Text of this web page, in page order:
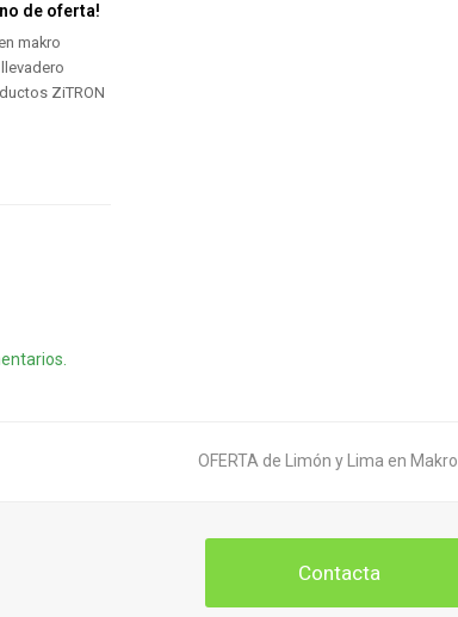
de oferta!
makro
ZiTRON
next
OFERTA de Limón y Lima en Makro
Contacta